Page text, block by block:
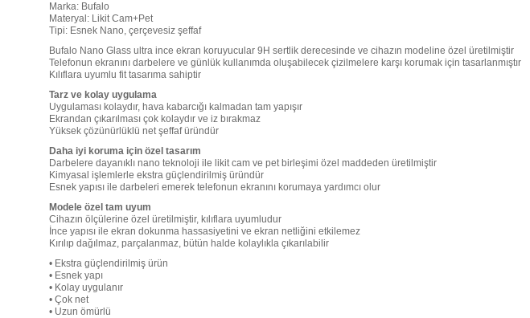
Marka: Bufalo
Materyal: Likit Cam+Pet
Tipi: Esnek Nano, çerçevesiz şeffaf
Bufalo Nano Glass ultra ince ekran koruyucular 9H sertlik derecesinde ve cihazın modeline özel üretilmiştir
Telefonun ekranını darbelere ve günlük kullanımda oluşabilecek çizilmelere karşı korumak için tasarlanmıştır
Kılıflara uyumlu fit tasarıma sahiptir
Tarz ve kolay uygulama
Uygulaması kolaydır, hava kabarcığı kalmadan tam yapışır
Ekrandan çıkarılması çok kolaydır ve iz bırakmaz
Yüksek çözünürlüklü net şeffaf üründür
Daha iyi koruma için özel tasarım
Darbelere dayanıklı nano teknoloji ile likit cam ve pet birleşimi özel maddeden üretilmiştir
Kimyasal işlemlerle ekstra güçlendirilmiş üründür
Esnek yapısı ile darbeleri emerek telefonun ekranını korumaya yardımcı olur
Modele özel tam uyum
Cihazın ölçülerine özel üretilmiştir, kılıflara uyumludur
İnce yapısı ile ekran dokunma hassasiyetini ve ekran netliğini etkilemez
Kırılıp dağılmaz, parçalanmaz, bütün halde kolaylıkla çıkarılabilir
• Ekstra güçlendirilmiş ürün
• Esnek yapı
• Kolay uygulanır
• Çok net
• Uzun ömürlü